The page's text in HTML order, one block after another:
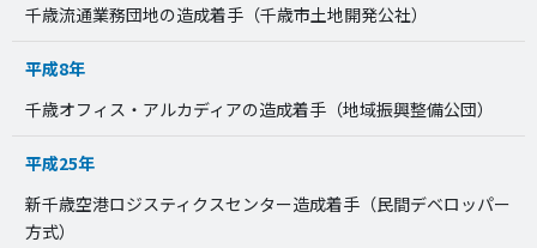
千歳流通業務団地の造成着手（千歳市土地開発公社）
平成8年
千歳オフィス・アルカディアの造成着手（地域振興整備公団）
平成25年
新千歳空港ロジスティクスセンター造成着手（民間デベロッパー
方式）